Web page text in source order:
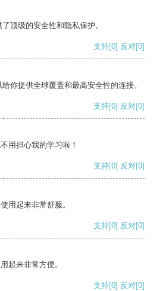
顶级的安全性和隐私保护。
支持[0] 反对[0]
你提供全球覆盖和最高安全性的连接。
支持[0] 反对[0]
用担心我的学习啦！
支持[0] 反对[0]
用起来非常舒服。
支持[0] 反对[0]
起来非常方便。
支持[0] 反对[0]